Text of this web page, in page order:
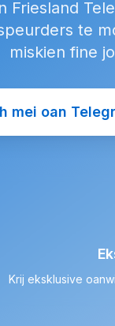
Friesland
te
miskien fine
mei oan
Krij eksklusive